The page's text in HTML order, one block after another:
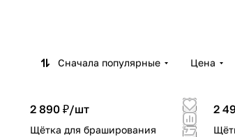
Сначала популярные Цена
2 890 ₽/шт
Щётка для браширования
2